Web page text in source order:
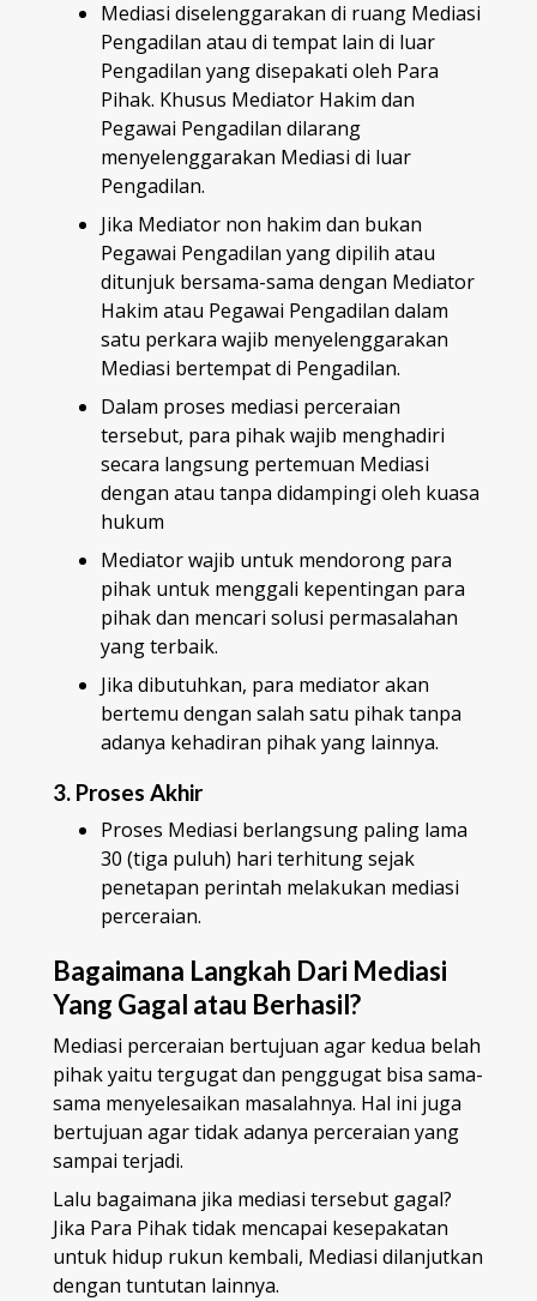
Mediasi diselenggarakan di ruang Mediasi
Pengadilan atau di tempat lain di luar
Pengadilan yang disepakati oleh Para
Pihak. Khusus Mediator Hakim dan
Pegawai Pengadilan dilarang
menyelenggarakan Mediasi di luar
Pengadilan.
Jika Mediator non hakim dan bukan
Pegawai Pengadilan yang dipilih atau
ditunjuk bersama-sama dengan Mediator
Hakim atau Pegawai Pengadilan dalam
satu perkara wajib menyelenggarakan
Mediasi bertempat di Pengadilan.
Dalam proses mediasi perceraian
tersebut, para pihak wajib menghadiri
secara langsung pertemuan Mediasi
dengan atau tanpa didampingi oleh kuasa
hukum
Mediator wajib untuk mendorong para
pihak untuk menggali kepentingan para
pihak dan mencari solusi permasalahan
yang terbaik.
Jika dibutuhkan, para mediator akan
bertemu dengan salah satu pihak tanpa
adanya kehadiran pihak yang lainnya.
3. Proses Akhir
Proses Mediasi berlangsung paling lama
30 (tiga puluh) hari terhitung sejak
penetapan perintah melakukan mediasi
perceraian.
Bagaimana Langkah Dari Mediasi
Yang Gagal atau Berhasil?
Mediasi perceraian bertujuan agar kedua belah
pihak yaitu tergugat dan penggugat bisa sama-
sama menyelesaikan masalahnya. Hal ini juga
bertujuan agar tidak adanya perceraian yang
sampai terjadi.
Lalu bagaimana jika mediasi tersebut gagal?
Jika Para Pihak tidak mencapai kesepakatan
untuk hidup rukun kembali, Mediasi dilanjutkan
dengan tuntutan lainnya.